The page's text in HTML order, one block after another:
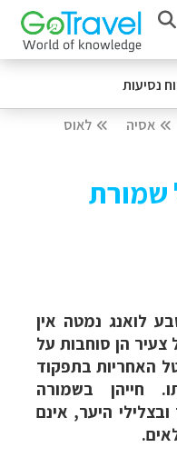
נסיעות
אסיה
לאוס
שמורת
לואנג נמטה אין
הן סוחבות על
האחריות בתפקוד
חייהן בשמורה
היער, אינם